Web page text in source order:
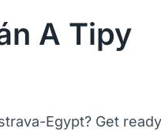
A Tipy
Egypt? Get